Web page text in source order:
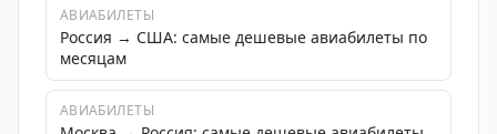
АВИАБИЛЕТЫ
Россия → США: самые дешевые авиабилеты по
месяцам
АВИАБИЛЕТЫ